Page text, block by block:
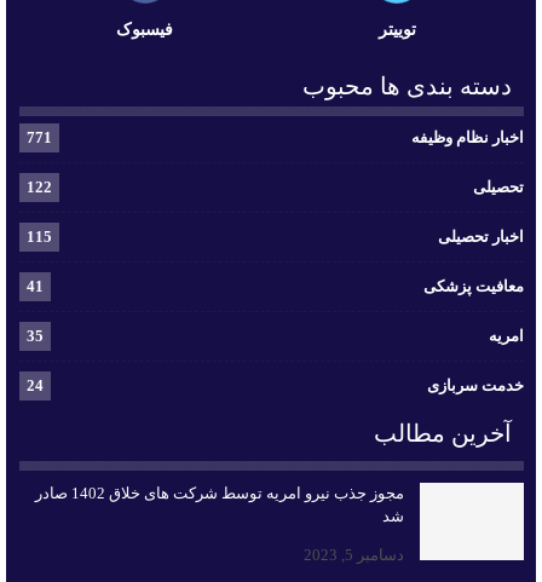
توییتر فیسبوک
دسته بندی ها محبوب
اخبار نظام وظیفه 771
تحصیلی 122
اخبار تحصیلی 115
معافیت پزشکی 41
امریه 35
خدمت سربازی 24
آخرین مطالب
مجوز جذب نیرو امریه توسط شرکت های خلاق 1402 صادر
شد
دسامبر 5, 2023